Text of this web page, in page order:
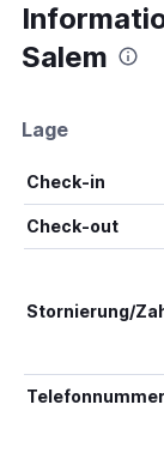
Salem
Lage
Check-in
Check-out
Stornierung/
Telefonnummer